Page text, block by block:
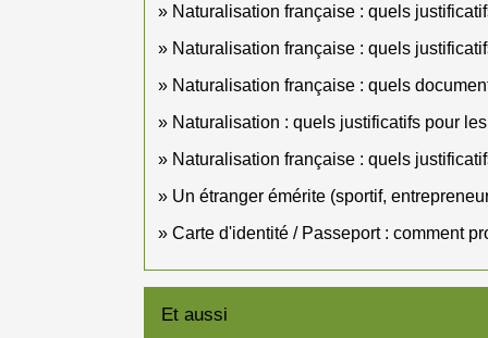
Naturalisation française : quels
Naturalisation française : quels
Naturalisation française : quels
Naturalisation : quels justificatifs pour
Naturalisation française : quels
Un étranger émérite (sportif,
Carte d'identité / Passeport : comment
Et aussi